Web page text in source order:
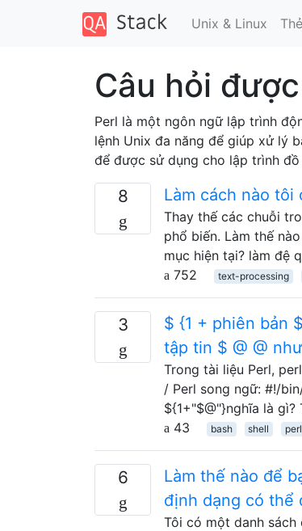
Unix & Linux Thẻ
Câu hỏi
Perl là một ngôn ngữ lập trình
lệnh Unix đa năng để giúp xử lý
để được sử dụng cho lập trình
8 Làm cách nào
Thay thế các chuỗi
phổ biến. Làm thế
mục hiện tại? làm đệ
752
text-processing
3
$ {1 + phiên bản
tập tin $ @ @
Trong tài liệu Perl,
/ Perl song ngữ: #!/
${1+"$@"}nghĩa là
43
bash shell perl
6
Làm thế nào để
định dạng có thể
Tôi có một danh